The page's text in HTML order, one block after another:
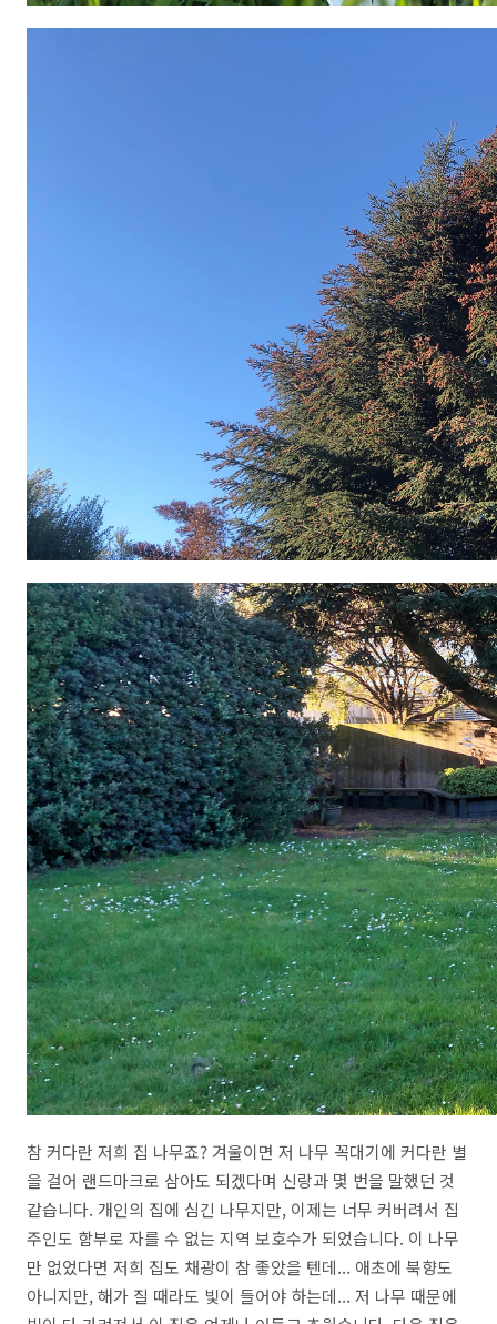
참 커다란 저희 집 나무죠? 겨울이면 저 나무 꼭대기에 커다란 별
을 걸어 랜드마크로 삼아도 되겠다며 신랑과 몇 번을 말했던 것
같습니다. 개인의 집에 심긴 나무지만, 이제는 너무 커버려서 집
주인도 함부로 자를 수 없는 지역 보호수가 되었습니다. 이 나무
만 없었다면 저희 집도 채광이 참 좋았을 텐데... 애초에 북향도
아니지만, 해가 질 때라도 빛이 들어야 하는데... 저 나무 때문에